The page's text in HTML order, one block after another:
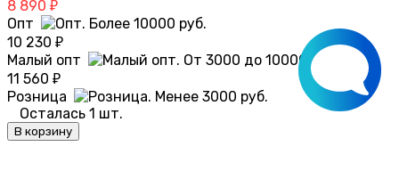
8 890 ₽
Опт
10 230 ₽
Малый опт
11 560 ₽
Розница
Осталась 1 шт.
В корзину